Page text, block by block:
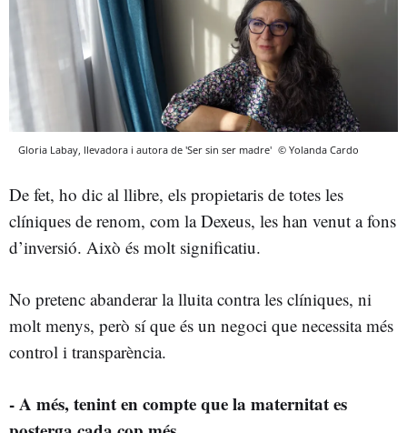
Gloria Labay, llevadora i autora de 'Ser sin ser madre' © Yolanda Cardo
De fet, ho dic al llibre, els propietaris de totes les
clíniques de renom, com la Dexeus, les han venut a fons
d’inversió. Això és molt significatiu.
No pretenc abanderar la lluita contra les clíniques, ni
molt menys, però sí que és un negoci que necessita més
control i transparència.
- A més, tenint en compte que la maternitat es